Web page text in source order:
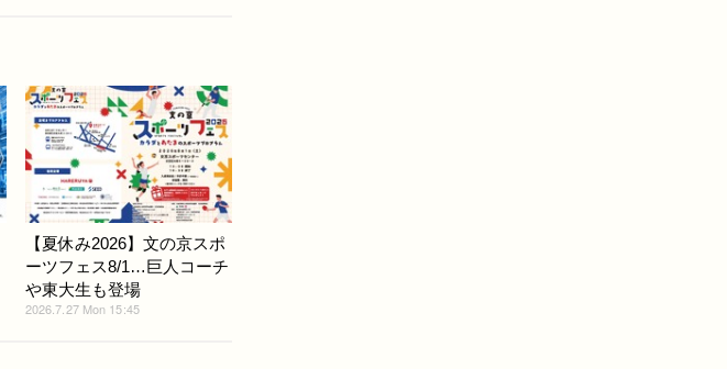
【夏休み2026】文の京スポ
ーツフェス8/1…巨人コーチ
や東大生も登場
2026.7.27 Mon 15:45